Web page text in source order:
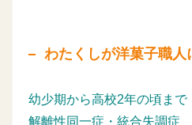
わたくしが洋菓子職人
幼少期から高校2年の頃まで
解離性同一症・統合失調症